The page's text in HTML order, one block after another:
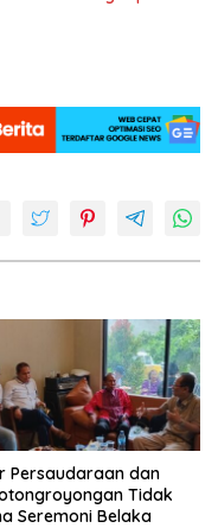
Persaudaraan dan
Tidak
Seremoni Belaka